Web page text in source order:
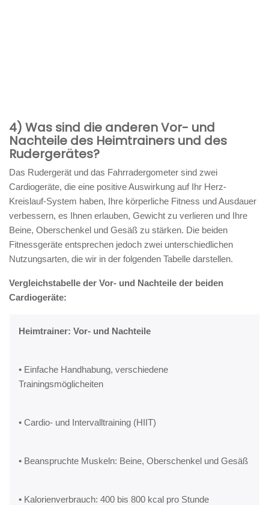
4) Was sind die anderen Vor- und
Nachteile des Heimtrainers und des
Rudergerätes?
Das Rudergerät und das Fahrradergometer sind zwei
Cardiogeräte, die eine positive Auswirkung auf Ihr Herz-
Kreislauf-System haben, Ihre körperliche Fitness und Ausdauer
verbessern, es Ihnen erlauben, Gewicht zu verlieren und Ihre
Beine, Oberschenkel und Gesäß zu stärken. Die beiden
Fitnessgeräte entsprechen jedoch zwei unterschiedlichen
Nutzungsarten, die wir in der folgenden Tabelle darstellen.
Vergleichstabelle der Vor- und Nachteile der beiden
Cardiogeräte:
Heimtrainer: Vor- und Nachteile
• Einfache Handhabung, verschiedene
Trainingsmöglicheiten
• Cardio- und Intervalltraining (HIIT)
• Beanspruchte Muskeln: Beine, Oberschenkel und Gesäß
• Kalorienverbrauch: 400 bis 800 kcal pro Stunde